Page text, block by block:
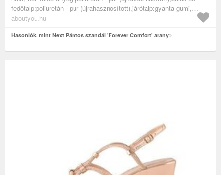
fedőtalp:poliuretán - pur (újrahasznosított),járótalp:gyanta gumi,
akciók, cipők, szandálok, platform szandálok, arany
aboutyou.hu
Hasonlók, mint Next Pántos szandál 'Forever Comfort' arany